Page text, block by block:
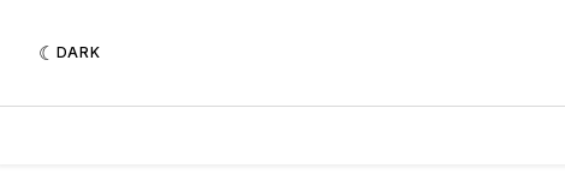
DARK